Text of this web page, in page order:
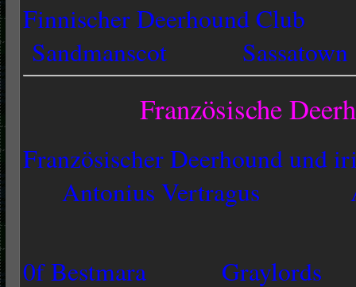
Finnischer Deerhound Club
Sandmanscot
Sassatown
Französische
Französischer Deerhound und
Antonius Vertragus
0f Bestmara Graylords